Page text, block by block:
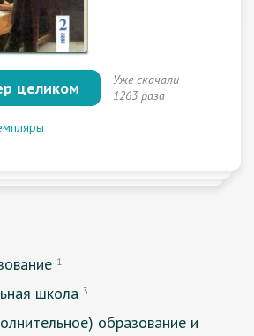
целиком
Уже скачали
1263 раза
1
школа 3
образование и